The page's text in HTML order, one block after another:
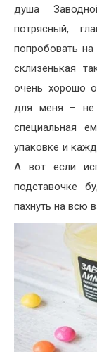
душа
потрясный,
попробовать
склизенькая
очень хорошо
для меня – не
специальная
упаковке и
А вот если
подставочке
пахнуть на всю